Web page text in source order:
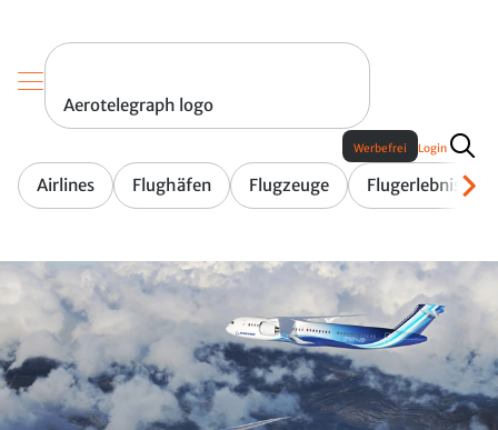
Aerotelegraph logo
Airlines Flughäfen Flugzeuge Flugerlebnis
Werbefrei Login